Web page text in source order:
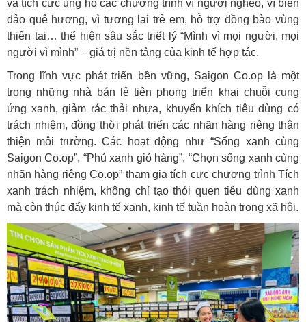
và tích cực ủng hộ các chương trình vì người nghèo, vì biển
đảo quê hương, vì tương lai trẻ em, hỗ trợ đồng bào vùng
thiên tai… thể hiện sâu sắc triết lý “Mình vì mọi người, mọi
người vì mình” – giá trị nền tảng của kinh tế hợp tác.
Trong lĩnh vực phát triển bền vững, Saigon Co.op là một
trong những nhà bán lẻ tiên phong triển khai chuỗi cung
ứng xanh, giảm rác thải nhựa, khuyến khích tiêu dùng có
trách nhiệm, đồng thời phát triển các nhãn hàng riêng thân
thiện môi trường. Các hoạt động như “Sống xanh cùng
Saigon Co.op”, “Phủ xanh giỏ hàng”, “Chọn sống xanh cùng
nhãn hàng riêng Co.op” tham gia tích cực chương trình Tích
xanh trách nhiệm, không chỉ tạo thói quen tiêu dùng xanh
mà còn thúc đẩy kinh tế xanh, kinh tế tuần hoàn trong xã hội.